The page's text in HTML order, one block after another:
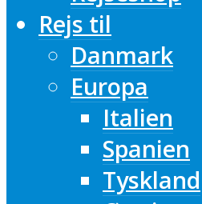
Rejs til
Danmark
Europa
Italien
Spanien
Tyskland